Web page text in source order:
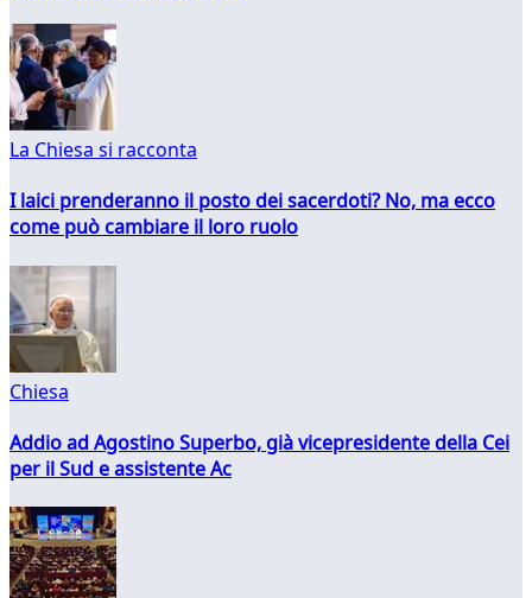
La Chiesa si racconta
I laici prenderanno il posto dei sacerdoti? No, ma ecco
come può cambiare il loro ruolo
Chiesa
Addio ad Agostino Superbo, già vicepresidente della Cei
per il Sud e assistente Ac